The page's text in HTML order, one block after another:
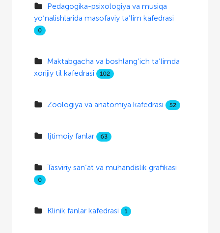
Pedagogika-psixologiya va musiqa
yo‘nalishlarida masofaviy ta’lim kafedrasi
0
Maktabgacha va boshlang‘ich ta’limda
xorijiy til kafedrasi
102
Zoologiya va anatomiya kafedrasi 52
Ijtimoiy fanlar 63
Tasviriy san’at va muhandislik grafikasi
0
Klinik fanlar kafedrasi 1